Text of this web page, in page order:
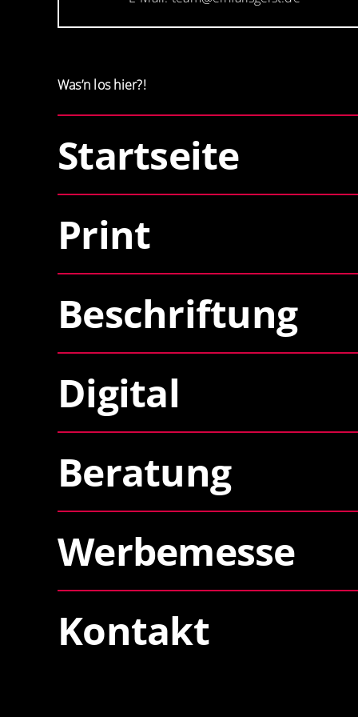
Was’n los hier?!
Startseite
Print
Beschriftung
Digital
Beratung
Werbemesse
Kontakt